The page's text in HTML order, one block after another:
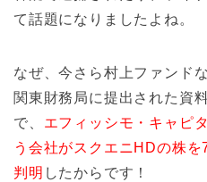
て話題になりましたよね。
なぜ、今さら村上ファンド
関東財務局に提出された資
で、 エフィッシモ・キャピ
う会社がスクエニHDの株
判明 したからです！